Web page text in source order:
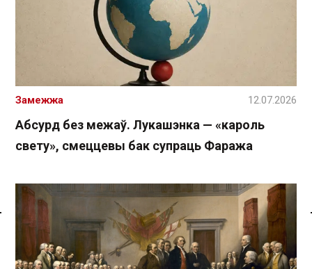
Спасылка без VPN
Абсурд без межаў. Лукашэнка — «кароль
свету», смеццевы бак супраць Фаража
Замежжа 12.07.2026